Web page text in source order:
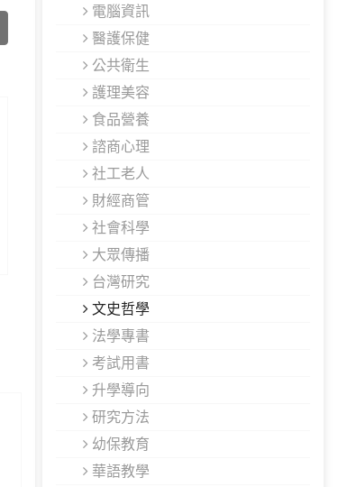
電腦資訊
醫護保健
公共衛生
護理美容
食品營養
諮商心理
社工老人
財經商管
社會科學
大眾傳播
台灣研究
文史哲學
法學專書
考試用書
升學導向
研究方法
幼保教育
華語教學